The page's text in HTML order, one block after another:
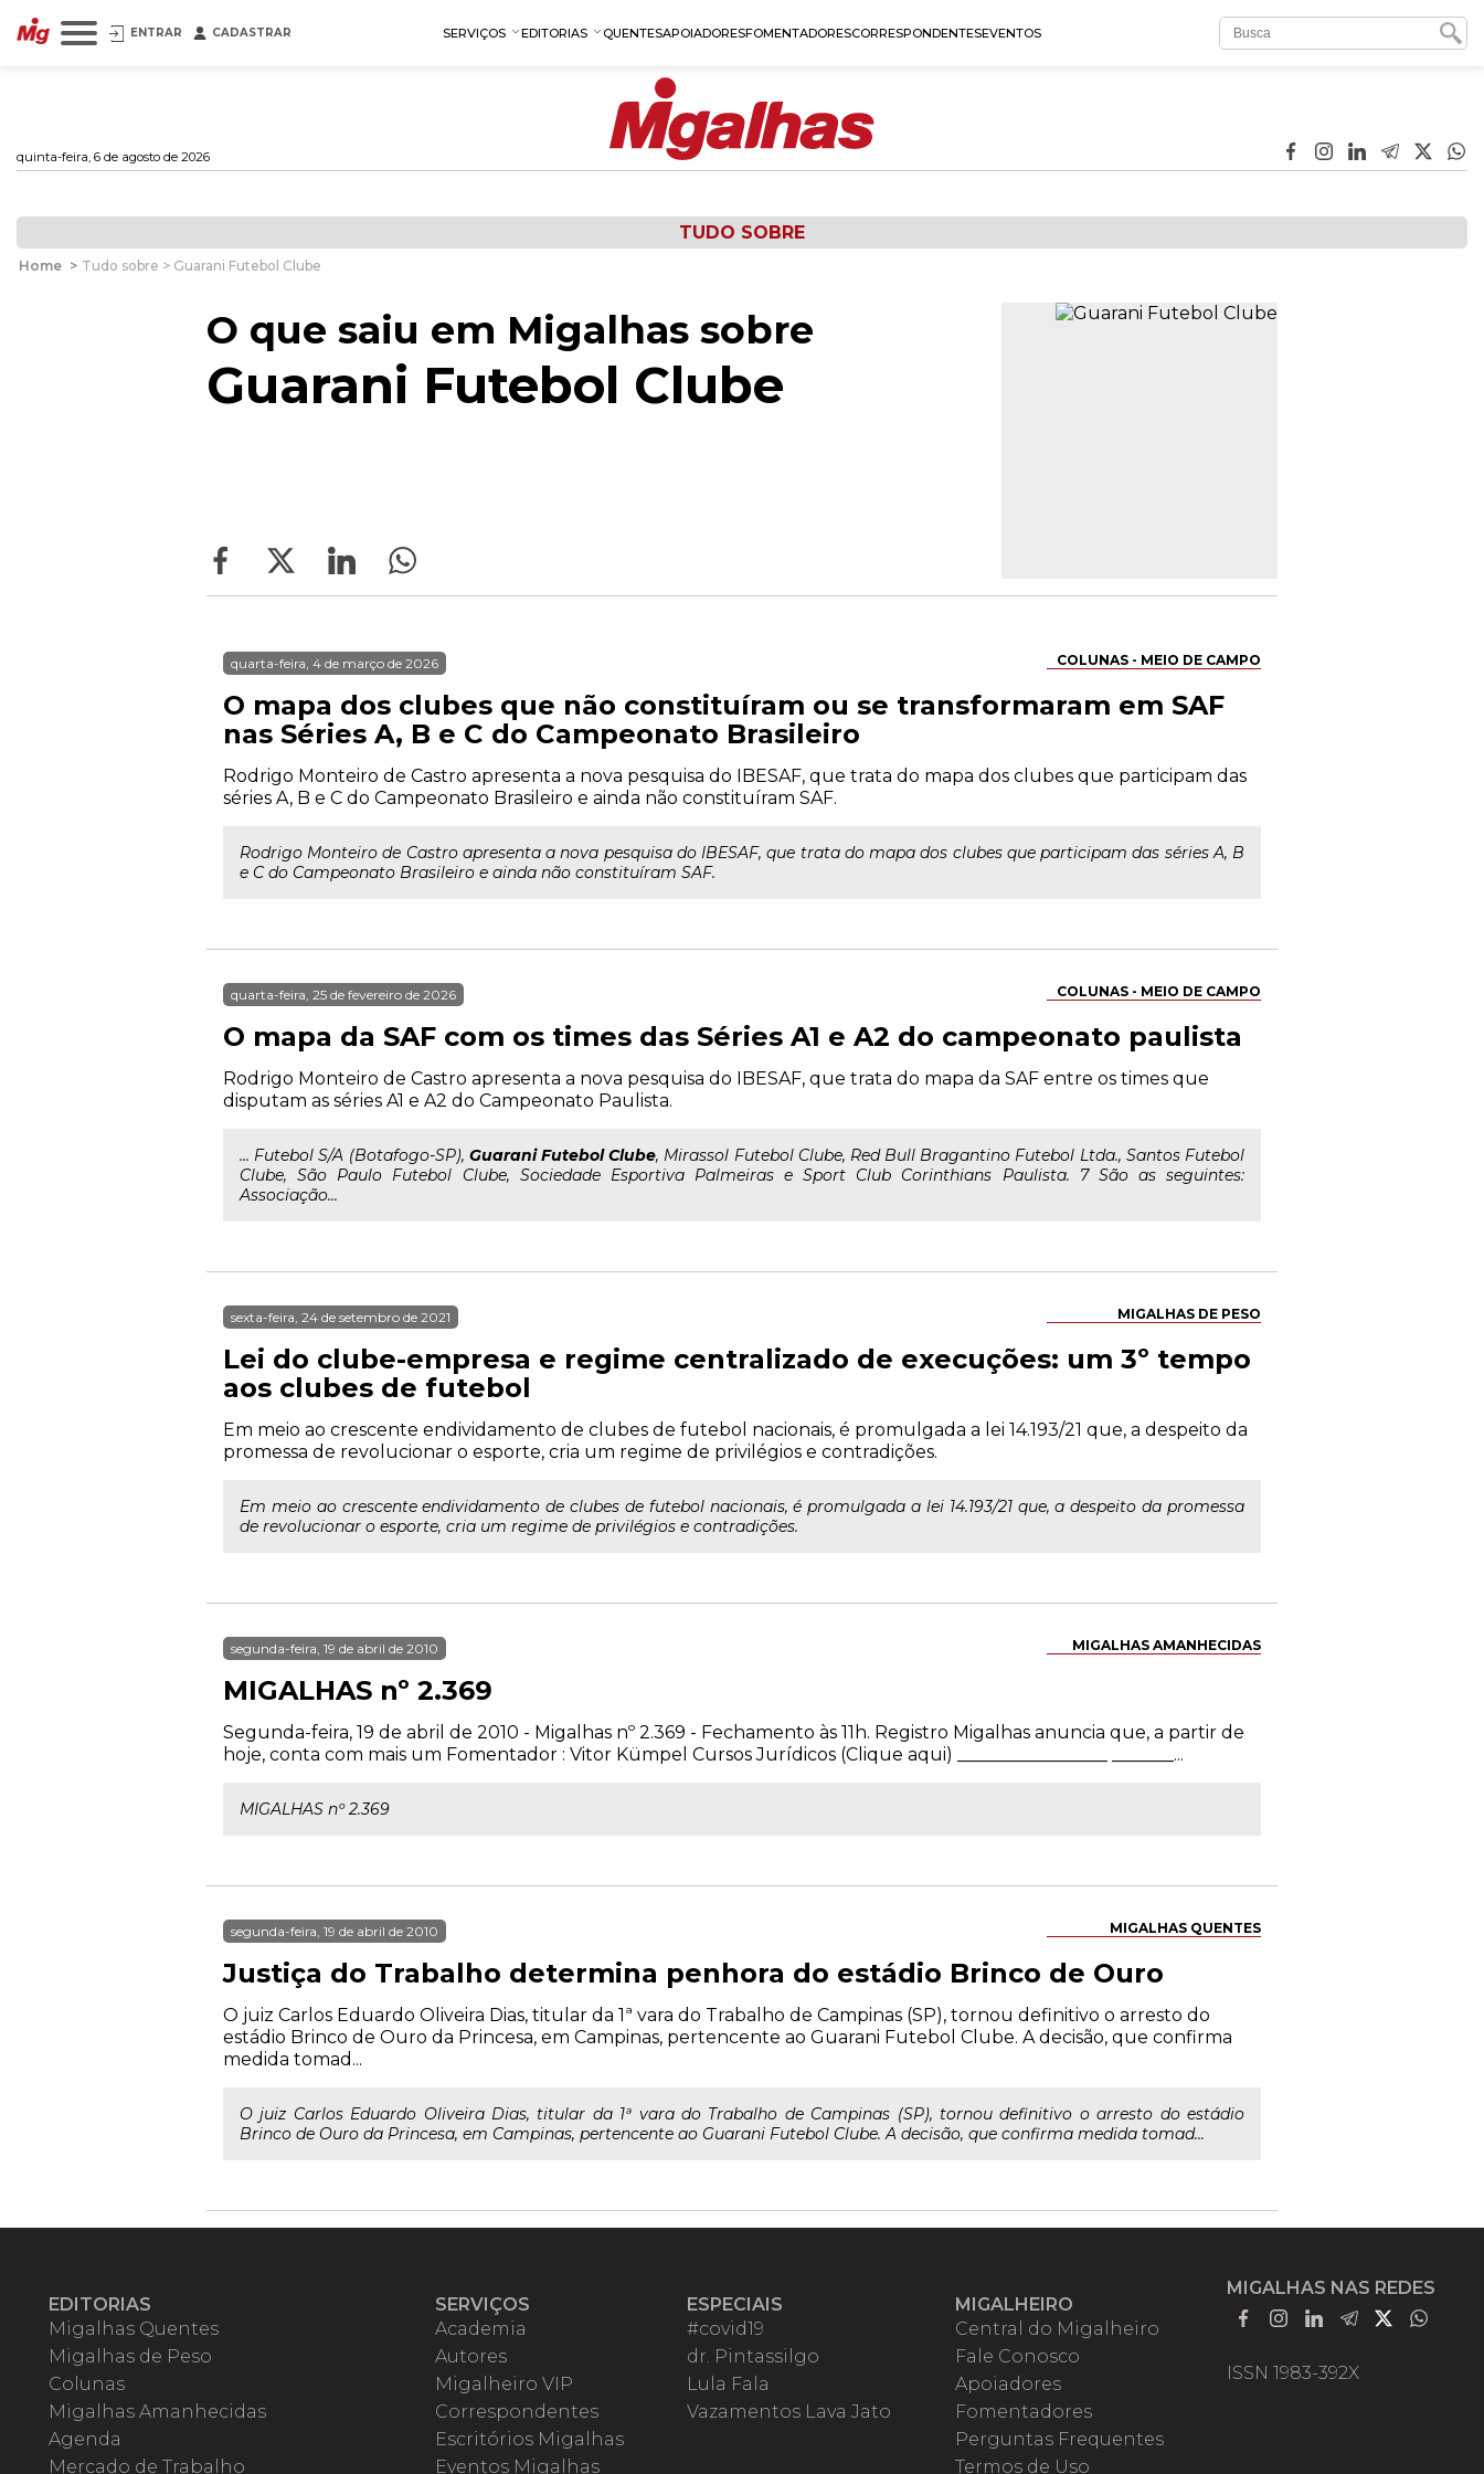
ENTRAR CADASTRAR SERVIÇOS EDITORIAS QUENTESAPOIADORESFOMENTADORESCORRESPONDENTESEVENTOS
quinta-feira, 6 de agosto de 2026
TUDO SOBRE
Home > Tudo sobre > Guarani Futebol Clube
O que saiu em Migalhas sobre
Guarani Futebol Clube
COLUNAS - MEIO DE CAMPO
quarta-feira, 4 de março de 2026
O mapa dos clubes que não constituíram ou se transformaram em SAF
nas Séries A, B e C do Campeonato Brasileiro
Rodrigo Monteiro de Castro apresenta a nova pesquisa do IBESAF, que trata do mapa dos clubes que participam das
séries A, B e C do Campeonato Brasileiro e ainda não constituíram SAF.
Rodrigo Monteiro de Castro apresenta a nova pesquisa do IBESAF, que trata do mapa dos clubes que participam das séries A, B
e C do Campeonato Brasileiro e ainda não constituíram SAF.
COLUNAS - MEIO DE CAMPO
quarta-feira, 25 de fevereiro de 2026
O mapa da SAF com os times das Séries A1 e A2 do campeonato paulista
Rodrigo Monteiro de Castro apresenta a nova pesquisa do IBESAF, que trata do mapa da SAF entre os times que
disputam as séries A1 e A2 do Campeonato Paulista.
... Futebol S/A (Botafogo-SP), Guarani Futebol Clube, Mirassol Futebol Clube, Red Bull Bragantino Futebol Ltda., Santos Futebol
Clube, São Paulo Futebol Clube, Sociedade Esportiva Palmeiras e Sport Club Corinthians Paulista. 7 São as seguintes:
Associação...
MIGALHAS DE PESO
sexta-feira, 24 de setembro de 2021
Lei do clube-empresa e regime centralizado de execuções: um 3º tempo
aos clubes de futebol
Em meio ao crescente endividamento de clubes de futebol nacionais, é promulgada a lei 14.193/21 que, a despeito da
promessa de revolucionar o esporte, cria um regime de privilégios e contradições.
Em meio ao crescente endividamento de clubes de futebol nacionais, é promulgada a lei 14.193/21 que, a despeito da promessa
de revolucionar o esporte, cria um regime de privilégios e contradições.
MIGALHAS AMANHECIDAS
segunda-feira, 19 de abril de 2010
MIGALHAS nº 2.369
Segunda-feira, 19 de abril de 2010 - Migalhas nº 2.369 - Fechamento às 11h. Registro Migalhas anuncia que, a partir de
hoje, conta com mais um Fomentador : Vitor Kümpel Cursos Jurídicos (Clique aqui) _________________ _______...
MIGALHAS nº 2.369
MIGALHAS QUENTES
segunda-feira, 19 de abril de 2010
Justiça do Trabalho determina penhora do estádio Brinco de Ouro
O juiz Carlos Eduardo Oliveira Dias, titular da 1ª vara do Trabalho de Campinas (SP), tornou definitivo o arresto do
estádio Brinco de Ouro da Princesa, em Campinas, pertencente ao Guarani Futebol Clube. A decisão, que confirma
medida tomad...
O juiz Carlos Eduardo Oliveira Dias, titular da 1ª vara do Trabalho de Campinas (SP), tornou definitivo o arresto do estádio
Brinco de Ouro da Princesa, em Campinas, pertencente ao Guarani Futebol Clube. A decisão, que confirma medida tomad...
EDITORIAS
Migalhas Quentes
Migalhas de Peso
Colunas
Migalhas Amanhecidas
Agenda
Mercado de Trabalho
SERVIÇOS
Academia
Autores
Migalheiro VIP
Correspondentes
Escritórios Migalhas
Eventos Migalhas
ESPECIAIS
#covid19
dr. Pintassilgo
Lula Fala
Vazamentos Lava Jato
MIGALHEIRO
Central do Migalheiro
Fale Conosco
Apoiadores
Fomentadores
Perguntas Frequentes
Termos de Uso
MIGALHAS NAS REDES
ISSN 1983-392X